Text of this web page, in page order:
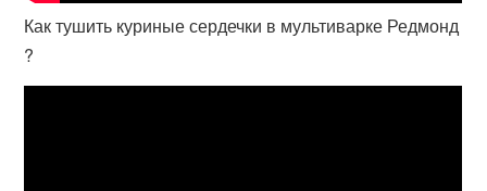
Как тушить куриные сердечки в мультиварке Редмонд
?